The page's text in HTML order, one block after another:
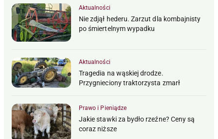
Aktualności
Nie zdjął hederu. Zarzut dla kombajnisty
po śmiertelnym wypadku
Aktualności
Tragedia na wąskiej drodze.
Przygnieciony traktorzysta zmarł
Prawo i Pieniądze
Jakie stawki za bydło rzeźne? Ceny są
coraz niższe